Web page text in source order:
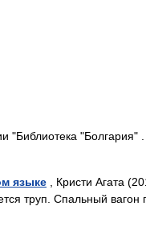
"Библиотека "Болгария"
языке , Кристи Агата
труп. Спальный вагон